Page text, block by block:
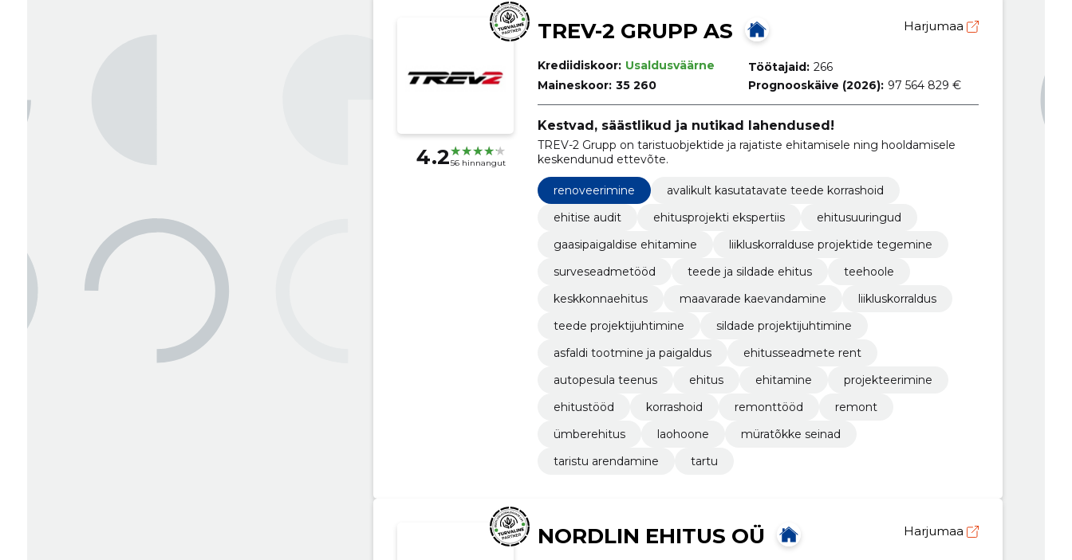
4.256 hinnangut
TREV-2 GRUPP AS Harjumaa
Krediidiskoor: Usaldusväärne
Maineskoor: 35 260
Töötajaid: 266
Prognooskäive (2026): 97 564 829 €
Kestvad, säästlikud ja nutikad lahendused!
TREV-2 Grupp on taristuobjektide ja rajatiste ehitamisele ning hooldamisele
keskendunud ettevõte.
renoveerimine
avalikult kasutatavate teede korrashoid
ehitise audit
ehitusprojekti ekspertiis
ehitusuuringud
gaasipaigaldise ehitamine
liikluskorralduse projektide tegemine
surveseadmetööd
teede ja sildade ehitus
teehoole
keskkonnaehitus
maavarade kaevandamine
liikluskorraldus
teede projektijuhtimine
sildade projektijuhtimine
asfaldi tootmine ja paigaldus
ehitusseadmete rent
autopesula teenus
ehitus ehitamine
projekteerimine
ehitustööd
korrashoid remonttööd
remont
ümberehitus
laohoone
müratõkke seinad
taristu arendamine
tartu
NORDLIN EHITUS OÜ Harjumaa